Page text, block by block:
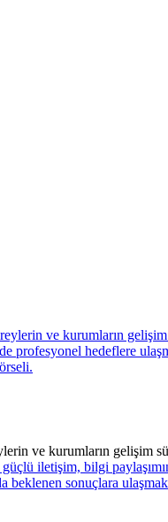
ve kurumların gelişim